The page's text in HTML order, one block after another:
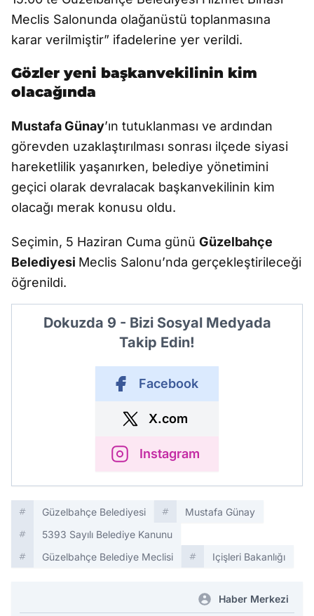
Meclis Salonunda olağanüstü toplanmasına
karar verilmiştir” ifadelerine yer verildi.
Gözler yeni başkanvekilinin kim
olacağında
Mustafa Günay’ın tutuklanması ve ardından
görevden uzaklaştırılması sonrası ilçede siyasi
hareketlilik yaşanırken, belediye yönetimini
geçici olarak devralacak başkanvekilinin kim
olacağı merak konusu oldu.
Seçimin, 5 Haziran Cuma günü Güzelbahçe
Belediyesi Meclis Salonu’nda gerçekleştirileceği
öğrenildi.
Dokuzda 9 - Bizi Sosyal Medyada
Takip Edin!
Facebook
X.com
Instagram
Güzelbahçe Belediyesi
Mustafa Günay
5393 Sayılı Belediye Kanunu
Güzelbahçe Belediye Meclisi
Içişleri Bakanlığı
Haber Merkezi